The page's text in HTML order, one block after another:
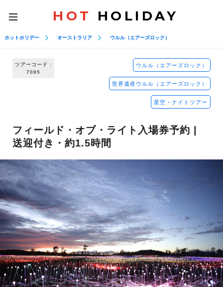
toggle
navigation
HOT HOLIDAY
ホットホリデー オーストラリア ウルル（エアーズロック）
ツアーコード :
7085
ウルル（エアーズロック）
世界遺産ウルル（エアーズロック）
星空・ナイトツアー
フィールド・オブ・ライト入場券予約 |
送迎付き・約1.5時間